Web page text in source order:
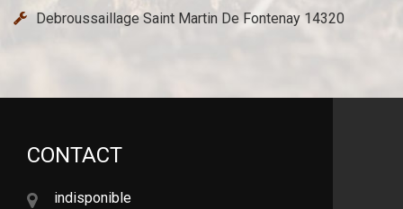
Debroussaillage Saint Martin De Fontenay 14320
CONTACT
indisponible